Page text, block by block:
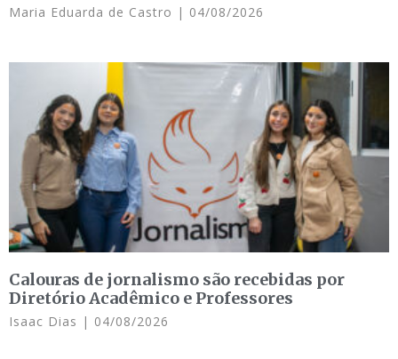
Maria Eduarda de Castro 04/08/2026
Calouras de jornalismo são recebidas por
Diretório Acadêmico e Professores
Isaac Dias 04/08/2026